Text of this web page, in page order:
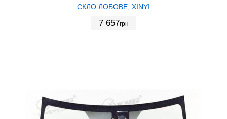
СКЛО ЛОБОВЕ, XINYI
7 657грн